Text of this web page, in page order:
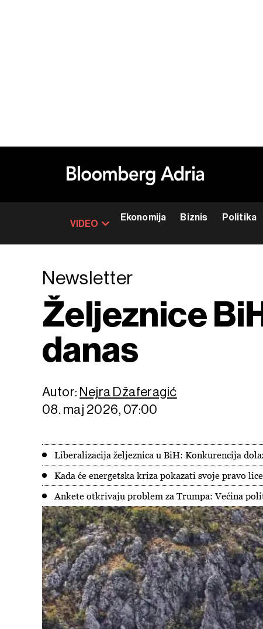
VIDEO
Ekonomija Biznis Politika
Newsletter
Željeznice
danas
Autor: Nejra Džaferagić
08. maj 2026, 07:00
Liberalizacija željeznica u BiH: Konkurencija
Kada će energetska kriza pokazati svoje pravo
Ankete otkrivaju problem za Trumpa: Većina